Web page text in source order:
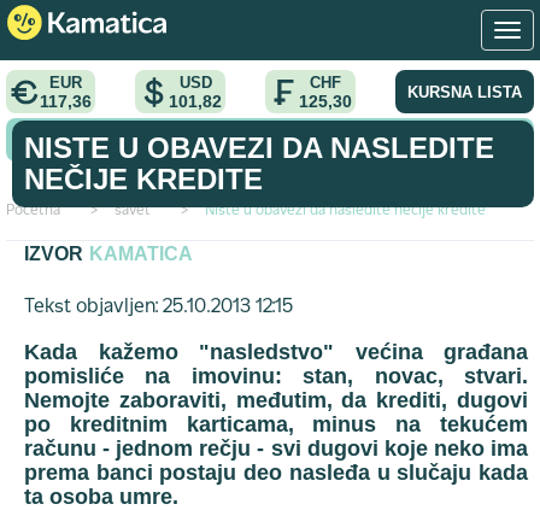
EUR
117,36
USD
101,82
CHF
125,30 KURSNA LISTA
KONVERTOR VALUTA
Početna > savet > Niste u obavezi da nasledite nečije kredite
NISTE U OBAVEZI DA NASLEDITE
NEČIJE KREDITE
IZVOR KAMATICA
Tekst objavljen: 25.10.2013 12:15
Kada kažemo "nasledstvo" većina građana
pomisliće na imovinu: stan, novac, stvari.
Nemojte zaboraviti, međutim, da krediti, dugovi
po kreditnim karticama, minus na tekućem
računu - jednom rečju - svi dugovi koje neko ima
prema banci postaju deo nasleđa u slučaju kada
ta osoba umre.